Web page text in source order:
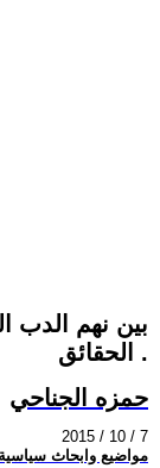
بين نهم الدب
الحقائق .
حمزه الجناحي
2015 / 10 / 7
مواضيع وابحاث سياسية